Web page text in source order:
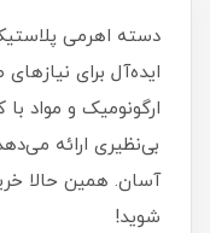
ایده‌آل برای
ارگونومیک و مواد
بی‌نظیری ارائه
آسان. همین حالا
شوید!